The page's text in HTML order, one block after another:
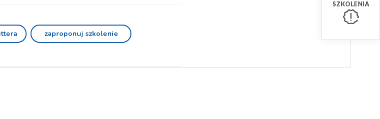
SZKOLENIA
zaproponuj szkolenie